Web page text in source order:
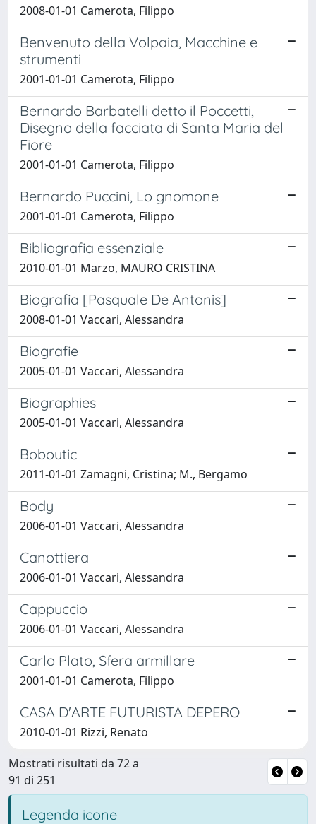
2008-01-01 Camerota, Filippo
Benvenuto della Volpaia, Macchine e
strumenti
2001-01-01 Camerota, Filippo
Bernardo Barbatelli detto il Poccetti,
Disegno della facciata di Santa Maria del
Fiore
2001-01-01 Camerota, Filippo
Bernardo Puccini, Lo gnomone
2001-01-01 Camerota, Filippo
Bibliografia essenziale
2010-01-01 Marzo, MAURO CRISTINA
Biografia [Pasquale De Antonis]
2008-01-01 Vaccari, Alessandra
Biografie
2005-01-01 Vaccari, Alessandra
Biographies
2005-01-01 Vaccari, Alessandra
Boboutic
2011-01-01 Zamagni, Cristina; M., Bergamo
Body
2006-01-01 Vaccari, Alessandra
Canottiera
2006-01-01 Vaccari, Alessandra
Cappuccio
2006-01-01 Vaccari, Alessandra
Carlo Plato, Sfera armillare
2001-01-01 Camerota, Filippo
CASA D'ARTE FUTURISTA DEPERO
2010-01-01 Rizzi, Renato
Mostrati risultati da 72 a
91 di 251
Legenda icone